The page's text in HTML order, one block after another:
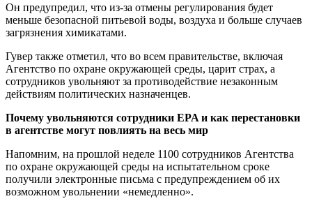
Он предупредил, что из-за отмены регулирования будет
меньше безопасной питьевой воды, воздуха и больше случаев
загрязнения химикатами.
Гувер также отметил, что во всем правительстве, включая
Агентство по охране окружающей среды, царит страх, а
сотрудников увольняют за противодействие незаконным
действиям политических назначенцев.
Почему увольняются сотрудники EPA и как перестановки
в агентстве могут повлиять на весь мир
Напомним, на прошлой неделе 1100 сотрудников Агентства
по охране окружающей среды на испытательном сроке
получили электронные письма с предупреждением об их
возможном увольнении «немедленно».